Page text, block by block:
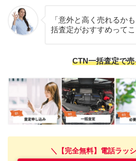
「意外と高く売れるか
括査定がおすすめって
CTN一括査定で
＼【完全無料】電話ラッ